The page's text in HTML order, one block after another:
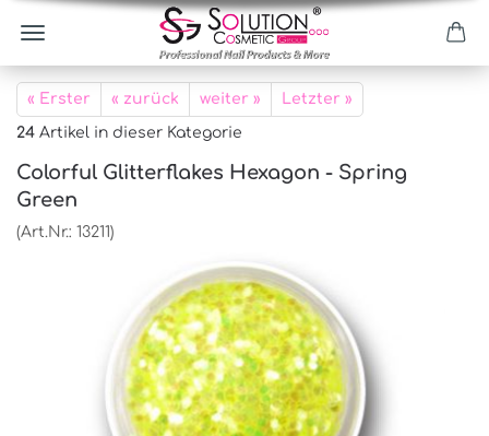
« Erster « zurück weiter » Letzter »
24 Artikel in dieser Kategorie
Colorful Glitterflakes Hexagon - Spring
Green
(Art.Nr.: 13211)